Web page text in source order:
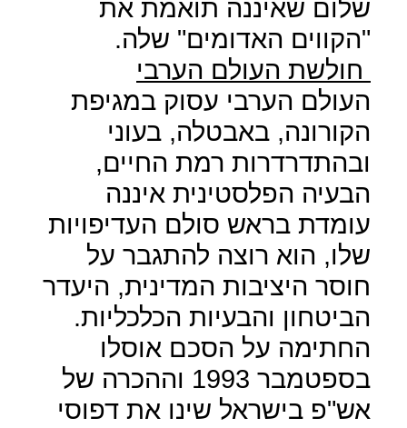
שלום שאיננה תואמת את
"הקווים האדומים" שלה.
חולשת העולם הערבי
העולם הערבי עסוק במגיפת
הקורונה, באבטלה, בעוני
ובהתדרדרות רמת החיים,
הבעיה הפלסטינית איננה
עומדת בראש סולם העדיפויות
שלו, הוא רוצה להתגבר על
חוסר היציבות המדינית, היעדר
הביטחון והבעיות הכלכליות.
החתימה על הסכם אוסלו
בספטמבר 1993 וההכרה של
אש"פ בישראל שינו את דפוסי